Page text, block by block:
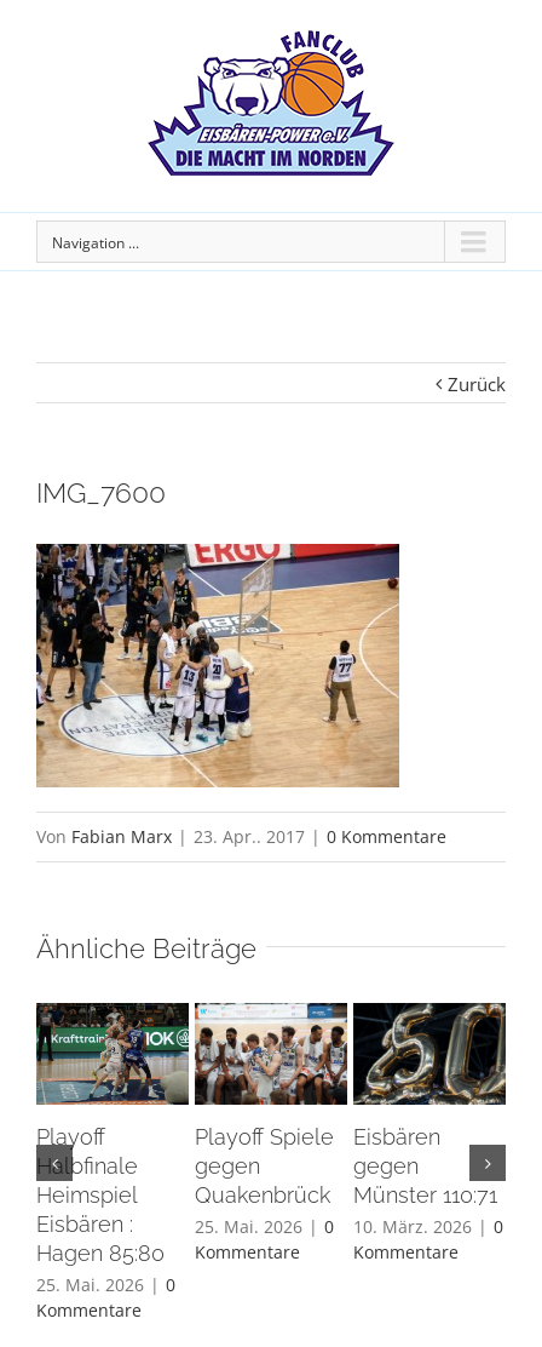
Navigation ...
Zurück
IMG_7600
Von Fabian Marx | 23. Apr.. 2017 | 0 Kommentare
Ähnliche Beiträge
Playoff
Halbfinale
Heimspiel
Eisbären :
Hagen 85:80
25. Mai. 2026 | 0
Kommentare
Playoff Spiele
gegen
Quakenbrück
25. Mai. 2026 | 0
Kommentare
Eisbären
gegen
Münster 110:71
10. März. 2026 | 0
Kommentare